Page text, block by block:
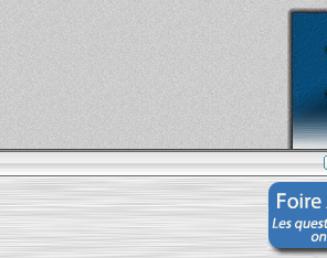
MacBook-
Aller au